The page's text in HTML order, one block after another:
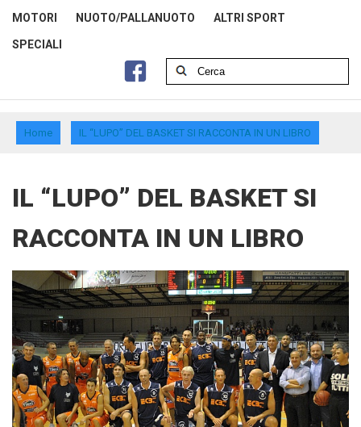
MOTORI NUOTO/PALLANUOTO ALTRI SPORT
SPECIALI
Home IL “LUPO” DEL BASKET SI RACCONTA IN UN LIBRO
IL “LUPO” DEL BASKET SI
RACCONTA IN UN LIBRO